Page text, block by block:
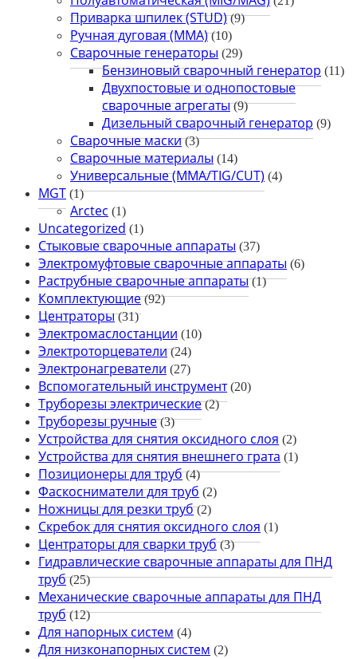
Приварка шпилек (STUD) (9)
Ручная дуговая (MMA) (10)
Сварочные генераторы (29)
Бензиновый сварочный генератор (11)
Двухпостовые и однопостовые
сварочные агрегаты (9)
Дизельный сварочный генератор (9)
Сварочные маски (3)
Сварочные материалы (14)
Универсальные (MMA/TIG/CUT) (4)
MGT (1)
Arctec (1)
Uncategorized (1)
Стыковые сварочные аппараты (37)
Электромуфтовые сварочные аппараты (6)
Раструбные сварочные аппараты (1)
Комплектующие (92)
Центраторы (31)
Электромаслостанции (10)
Электроторцеватели (24)
Электронагреватели (27)
Вспомогательный инструмент (20)
Труборезы электрические (2)
Труборезы ручные (3)
Устройства для снятия оксидного слоя (2)
Устройства для снятия внешнего грата (1)
Позиционеры для труб (4)
Фаскосниматели для труб (2)
Ножницы для резки труб (2)
Скребок для снятия оксидного слоя (1)
Центраторы для сварки труб (3)
Гидравлические сварочные аппараты для ПНД
труб (25)
Механические сварочные аппараты для ПНД
труб (12)
Для напорных систем (4)
Для низконапорных систем (2)